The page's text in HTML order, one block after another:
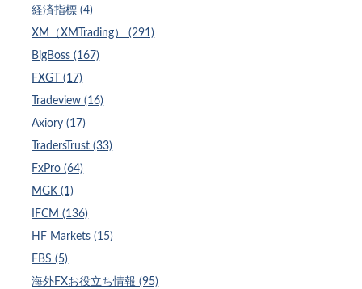
経済指標 (4)
XM（XMTrading） (291)
BigBoss (167)
FXGT (17)
Tradeview (16)
Axiory (17)
TradersTrust (33)
FxPro (64)
MGK (1)
IFCM (136)
HF Markets (15)
FBS (5)
海外FXお役立ち情報 (95)